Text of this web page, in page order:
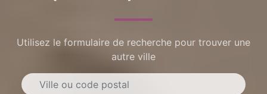
Utilisez le formulaire de recherche pour trouver une
autre ville